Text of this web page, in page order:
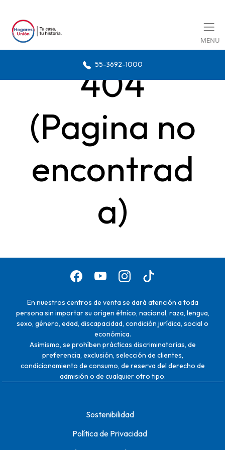
MENU
55-3692-1000
404
(Pagina no
encontrad
a)
En nuestros centros de venta se dará atención a toda
persona sin importar su origen étnico, nacional, raza, lengua,
sexo, género, edad, discapacidad, condición jurídica, social o
económica.
Asimismo, se prohíben prácticas discriminatorias, de
preferencia, exclusión, selección de clientes,
condicionamiento de consumo, de reserva del derecho de
admisión o de cualquier otro tipo.
Sostenibilidad
Política de Privacidad